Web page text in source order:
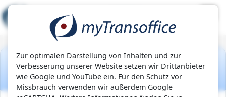
Zur optimalen Darstellung von Inhalten und zur
Verbesserung unserer Website setzen wir Drittanbieter
wie Google und YouTube ein. Für den Schutz vor
Missbrauch verwenden wir außerdem Google
Kaufanfrage erstellen